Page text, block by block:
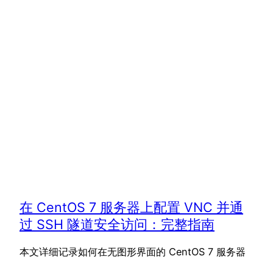
在 CentOS 7 服务器上配置 VNC 并通
过 SSH 隧道安全访问：完整指南
本文详细记录如何在无图形界面的 CentOS 7 服务器